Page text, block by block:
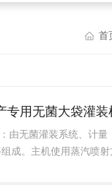
首
专用无菌大袋灌装
由无菌灌装系统、计量
成。主机使用蒸汽喷